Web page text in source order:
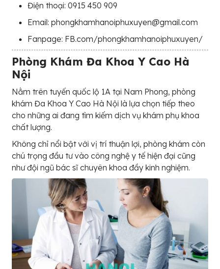
Điện thoại: 0915 450 909
Email: phongkhamhanoiphuxuyen@gmail.com
Fanpage: FB.com/phongkhamhanoiphuxuyen/
Phòng Khám Đa Khoa Y Cao Hà
Nội
Nằm trên tuyến quốc lộ 1A tại Nam Phong, phòng
khám Đa Khoa Y Cao Hà Nội là lựa chọn tiếp theo
cho những ai đang tìm kiếm dịch vụ khám phụ khoa
chất lượng.
Không chỉ nổi bật với vị trí thuận lợi, phòng khám còn
chú trọng đầu tư vào công nghệ y tế hiện đại cũng
như đội ngũ bác sĩ chuyên khoa đầy kinh nghiệm.